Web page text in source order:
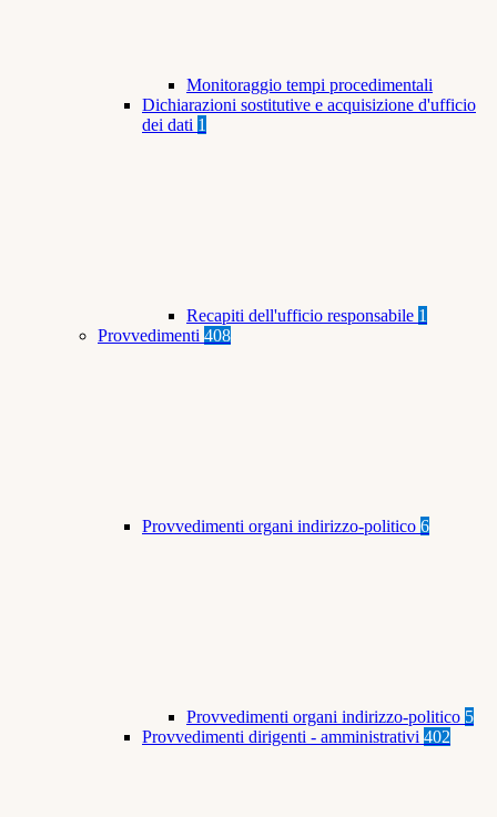
Monitoraggio tempi procedimentali
Dichiarazioni sostitutive e acquisizione d'ufficio
dei dati 1
Recapiti dell'ufficio responsabile 1
Provvedimenti 408
Provvedimenti organi indirizzo-politico 6
Provvedimenti organi indirizzo-politico 5
Provvedimenti dirigenti - amministrativi 402